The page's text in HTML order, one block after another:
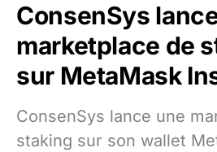
ConsenSys
marketplace de
sur MetaMask
ConsenSys lance une
staking sur son wallet